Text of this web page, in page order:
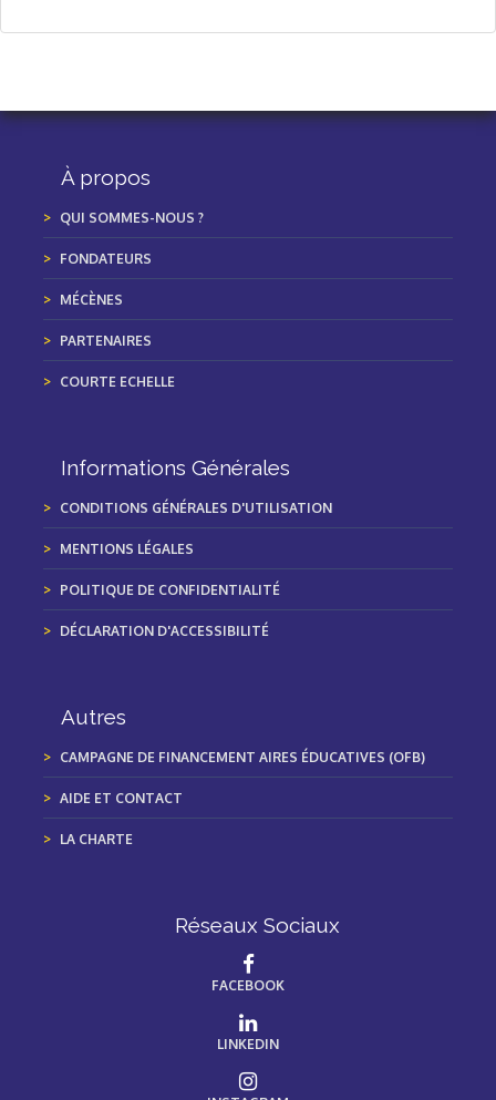
À propos
QUI SOMMES-NOUS ?
FONDATEURS
MÉCÈNES
PARTENAIRES
COURTE ECHELLE
Informations Générales
CONDITIONS GÉNÉRALES D'UTILISATION
MENTIONS LÉGALES
POLITIQUE DE CONFIDENTIALITÉ
DÉCLARATION D'ACCESSIBILITÉ
Autres
CAMPAGNE DE FINANCEMENT AIRES ÉDUCATIVES (OFB)
AIDE ET CONTACT
LA CHARTE
Réseaux Sociaux
FACEBOOK
LINKEDIN